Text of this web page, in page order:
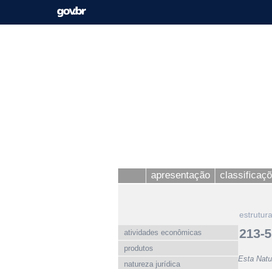
apresentação
atividades econômicas
produtos
natureza jurídica
213-
Esta